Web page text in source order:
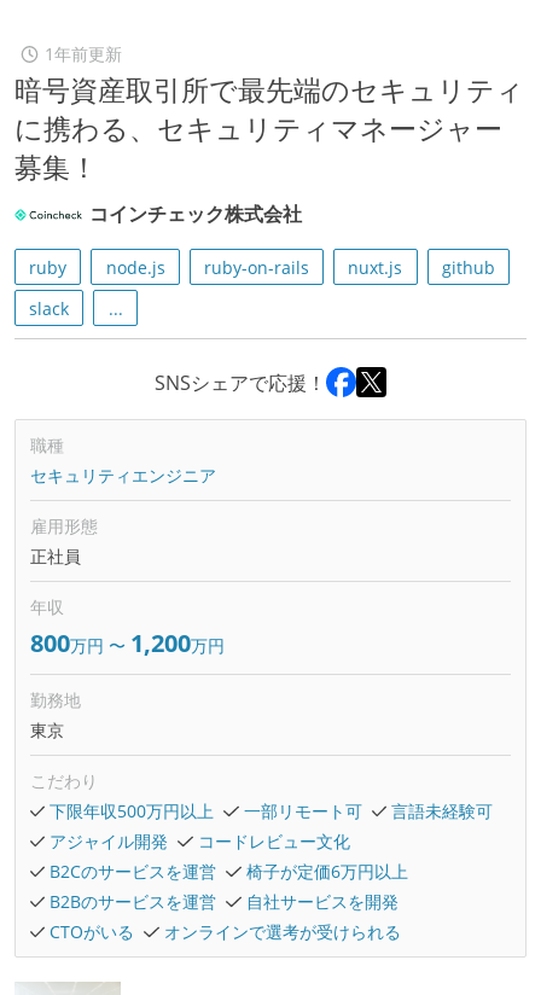
1年前更新
暗号資産取引所で最先端のセキュリティ
に携わる、セキュリティマネージャー
募集！
コインチェック株式会社
ruby node.js ruby-on-rails nuxt.js
github
slack
...
SNSシェアで応援！
職種
セキュリティエンジニア
雇用形態
正社員
年収
800万円 〜 1,200万円
勤務地
東京
こだわり
下限年収500万円以上
一部リモート可
言語未経験可
アジャイル開発
コードレビュー文化
B2Cのサービスを運営
椅子が定価6万円以上
B2Bのサービスを運営
自社サービスを開発
CTOがいる
オンラインで選考が受けられる